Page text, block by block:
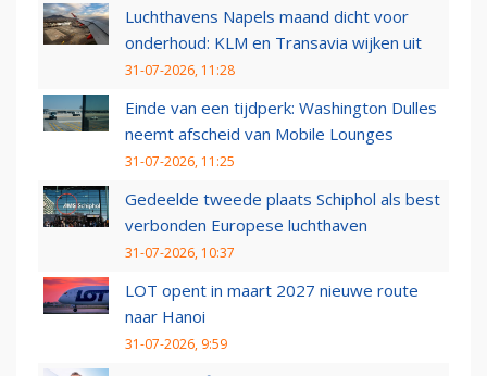
Luchthavens Napels maand dicht voor
onderhoud: KLM en Transavia wijken uit
31-07-2026, 11:28
Einde van een tijdperk: Washington Dulles
neemt afscheid van Mobile Lounges
31-07-2026, 11:25
Gedeelde tweede plaats Schiphol als best
verbonden Europese luchthaven
31-07-2026, 10:37
LOT opent in maart 2027 nieuwe route
naar Hanoi
31-07-2026, 9:59